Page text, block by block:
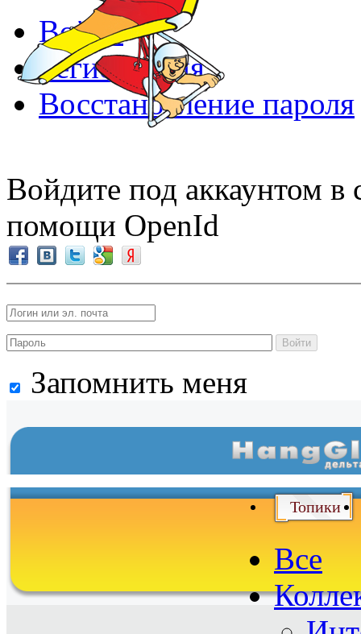
Войти
Регистрация
Восстановление пароля
Войдите под аккаунтом в
помощи OpenId
Войти
Запомнить меня
Войти
Топики
Все